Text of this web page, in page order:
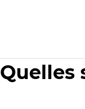
Quelles